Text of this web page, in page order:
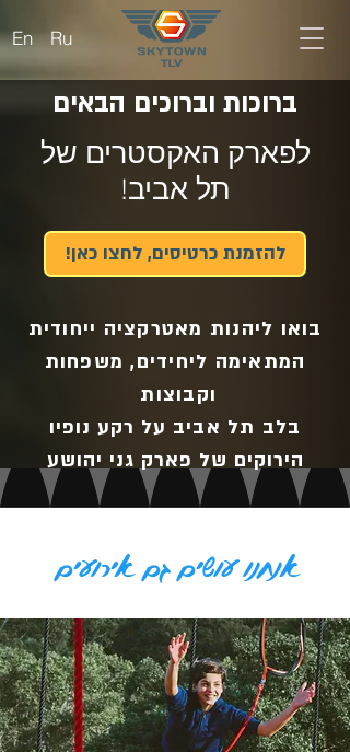
En Ru
ברוכות וברוכים הבאים
לפארק האקסטרים של
תל אביב!
!להזמנת כרטיסים, לחצו כאן
בואו ליהנות מאטרקציה ייחודית
המתאימה ליחידים, משפחות
וקבוצות
בלב תל אביב על רקע נופיו
הירוקים של פארק גני יהושע
אנחנו עושים גם אירועים